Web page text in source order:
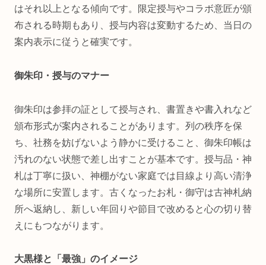
はそれ以上となる傾向です。限定授与やコラボ意匠が頒
布される時期もあり、授与内容は変動するため、当日の
案内表示に従うと確実です。
御朱印・授与のマナー
御朱印は参拝の証として授与され、書置きや書入れなど
頒布形式が案内されることがあります。列の秩序を保
ち、社務を妨げないよう静かに受けること、御朱印帳は
汚れのない状態で差し出すことが基本です。授与品・神
札は丁寧に扱い、神棚がない家庭では目線より高い清浄
な場所に安置します。古くなったお札・御守は古神札納
所へ返納し、新しい年回りや節目で改めると心の切り替
えにもつながります。
大黒様と「最強」のイメージ